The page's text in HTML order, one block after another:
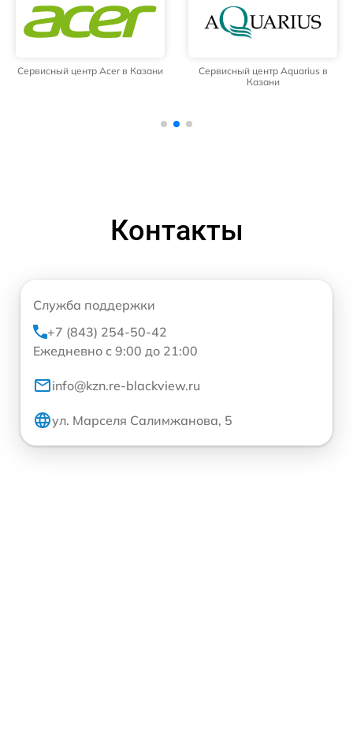
Сервисный центр Acer в Казани
Сервисный центр Aquarius в
Казани
Контакты
Служба поддержки
+7 (843) 254-50-42
Ежедневно с 9:00 до 21:00
info@kzn.re-blackview.ru
ул. Марселя Салимжанова, 5